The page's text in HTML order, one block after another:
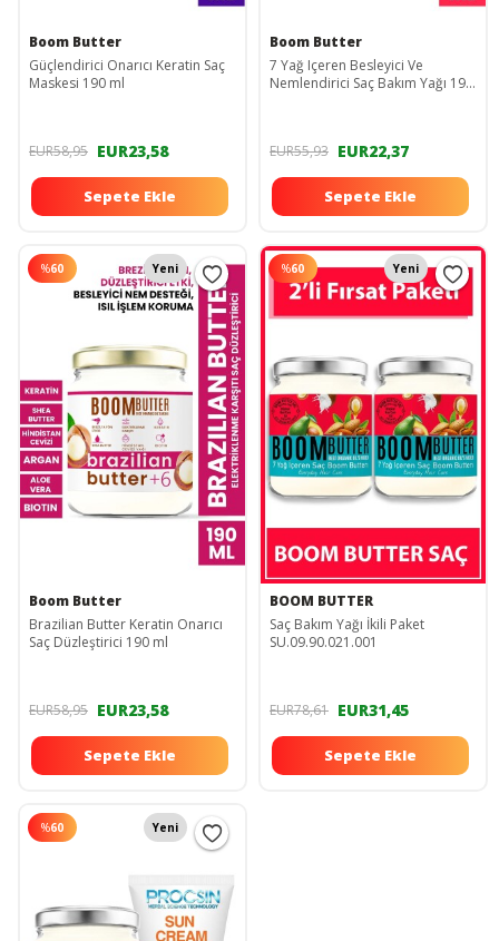
Boom Butter
Güçlendirici Onarıcı Keratin Saç
Maskesi 190 ml
EUR58,95 EUR23,58
Sepete Ekle
Boom Butter
7 Yağ Içeren Besleyici Ve
Nemlendirici Saç Bakım Yağı 190
EUR55,93 EUR22,37
Sepete Ekle
%60 Yeni
Boom Butter
Brazilian Butter Keratin Onarıcı
Saç Düzleştirici 190 ml
EUR58,95 EUR23,58
Sepete Ekle
%60 Yeni
BOOM BUTTER
Saç Bakım Yağı İkili Paket
SU.09.90.021.001
EUR78,61 EUR31,45
Sepete Ekle
%60 Yeni